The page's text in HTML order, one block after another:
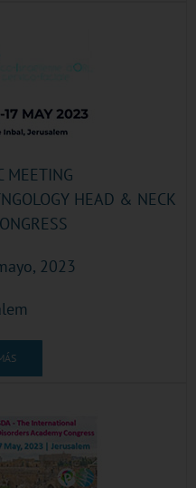
MEETING
HEAD & NECK
2023